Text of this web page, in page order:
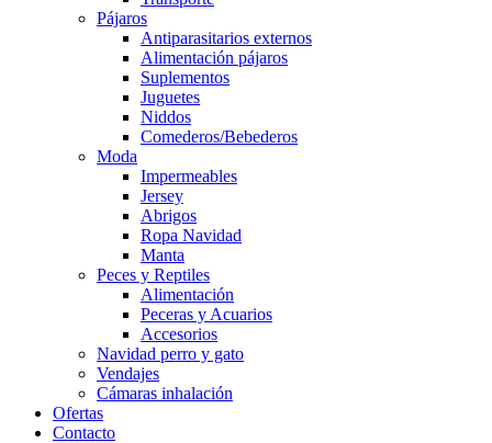
Pájaros
Antiparasitarios externos
Alimentación pájaros
Suplementos
Juguetes
Niddos
Comederos/Bebederos
Moda
Impermeables
Jersey
Abrigos
Ropa Navidad
Manta
Peces y Reptiles
Alimentación
Peceras y Acuarios
Accesorios
Navidad perro y gato
Vendajes
Cámaras inhalación
Ofertas
Contacto